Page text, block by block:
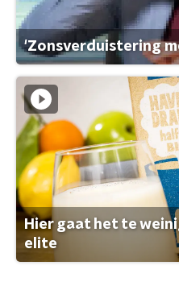
'Zonsverduistering
Hier gaat het te
elite